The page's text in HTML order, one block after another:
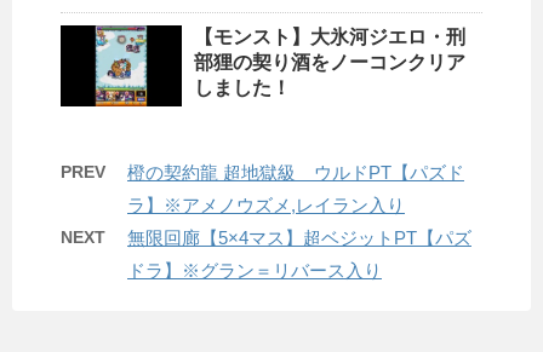
【モンスト】大氷河ジエロ・刑
部狸の契り酒をノーコンクリア
しました！
PREV
橙の契約龍 超地獄級 ウルドPT【パズド
ラ】※アメノウズメ,レイラン入り
NEXT
無限回廊【5×4マス】超ベジットPT【パズ
ドラ】※グラン＝リバース入り